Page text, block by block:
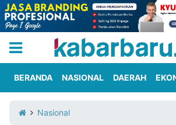
Iklan
Berita
Kami
BERANDA NASIONAL DAERAH
Nasional